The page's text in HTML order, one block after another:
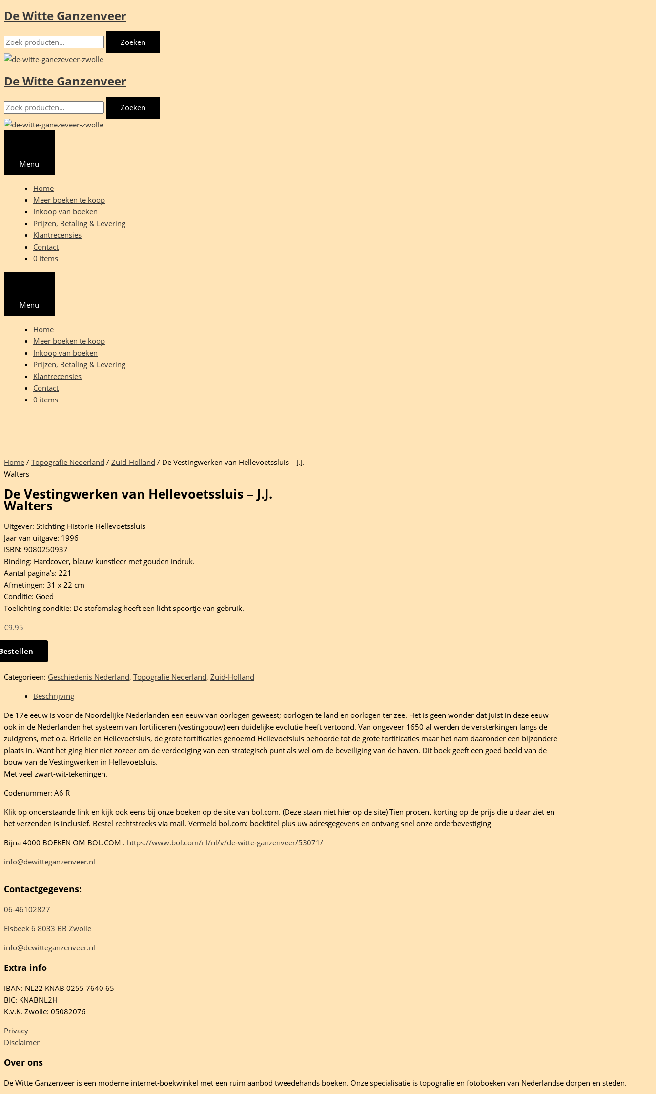
Ga
de
inhoud
De Witte Ganzenveer
Zoeken
naar:
Zoeken
De Witte Ganzenveer
Zoeken
naar:
Zoeken
Menu
Home
Meer boeken te koop
Inkoop van boeken
Prijzen, Betaling & Levering
Klantrecensies
Contact
0 items
Menu
Home
Meer boeken te koop
Inkoop van boeken
Prijzen, Betaling & Levering
Klantrecensies
Contact
0 items
Home / Topografie Nederland / Zuid-Holland / De Vestingwerken van Hellevoetssluis – J.J.
Walters
De Vestingwerken van Hellevoetssluis – J.J.
Walters
Uitgever: Stichting Historie Hellevoetssluis
Jaar van uitgave: 1996
ISBN: 9080250937
Binding: Hardcover, blauw kunstleer met gouden indruk.
Aantal pagina’s: 221
Afmetingen: 31 x 22 cm
Conditie: Goed
Toelichting conditie: De stofomslag heeft een licht spoortje van gebruik.
€9.95
Categorieën: Geschiedenis Nederland, Topografie Nederland, Zuid-Holland
Beschrijving
De 17e eeuw is voor de Noordelijke Nederlanden een eeuw van oorlogen geweest; oorlogen te land en oorlogen ter zee. Het is geen wonder dat juist in deze eeuw
ook in de Nederlanden het systeem van fortificeren (vestingbouw) een duidelijke evolutie heeft vertoond. Van ongeveer 1650 af werden de versterkingen langs de
zuidgrens, met o.a. Brielle en Hellevoetsluis, de grote fortificaties genoemd Hellevoetsluis behoorde tot de grote fortificaties maar het nam daaronder een bijzondere
plaats in. Want het ging hier niet zozeer om de verdediging van een strategisch punt als wel om de beveiliging van de haven. Dit boek geeft een goed beeld van de
bouw van de Vestingwerken in Hellevoetsluis.
Met veel zwart-wit-tekeningen.
Codenummer: A6 R
Klik op onderstaande link en kijk ook eens bij onze boeken op de site van bol.com. (Deze staan niet hier op de site) Tien procent korting op de prijs die u daar ziet en
het verzenden is inclusief. Bestel rechtstreeks via mail. Vermeld bol.com: boektitel plus uw adresgegevens en ontvang snel onze orderbevestiging.
Bijna 4000 BOEKEN OM BOL.COM : https://www.bol.com/nl/nl/v/de-witte-ganzenveer/53071/
info@dewitteganzenveer.nl
Contactgegevens:
06-46102827
Elsbeek 6 8033 BB Zwolle
info@dewitteganzenveer.nl
Extra info
IBAN: NL22 KNAB 0255 7640 65
BIC: KNABNL2H
K.v.K. Zwolle: 05082076
Privacy
Disclaimer
Over ons
De Witte Ganzenveer is een moderne internet-boekwinkel met een ruim aanbod tweedehands boeken. Onze specialisatie is topografie en fotoboeken van Nederlandse dorpen en steden.